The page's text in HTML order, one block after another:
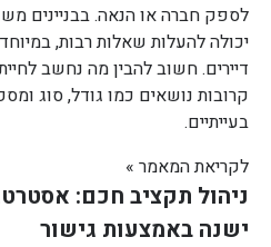
לספק חברה או הנאה. בבניינים
יכולה להעלות שאלות רבות,
דיירים. חשוב להבין מה נחשב
קרובות נושאים כמו גודל, סוג
בעייתיים.
לקריאת המאמר »
ניהול תקציב חכם:
ישנה באמצעות גישור